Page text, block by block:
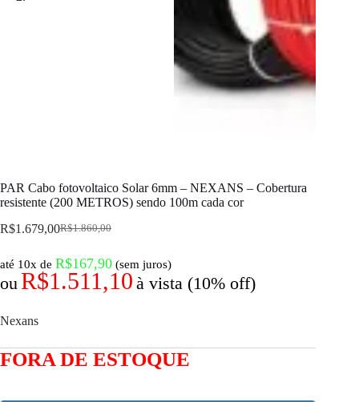
PAR Cabo fotovoltaico Solar 6mm – NEXANS – Cobertura
resistente (200 METROS) sendo 100m cada cor
R$1.860,00
R$1.679,00
até 10x de R$167,90 (sem juros)
ou R$1.511,10 à vista (10% off)
Nexans
FORA DE ESTOQUE